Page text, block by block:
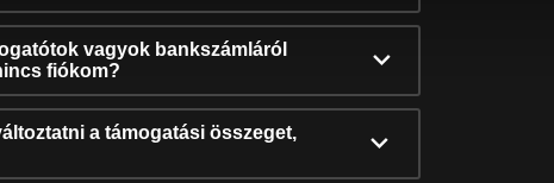
vagyok bankszámláról
fiókom?
a támogatási összeget,